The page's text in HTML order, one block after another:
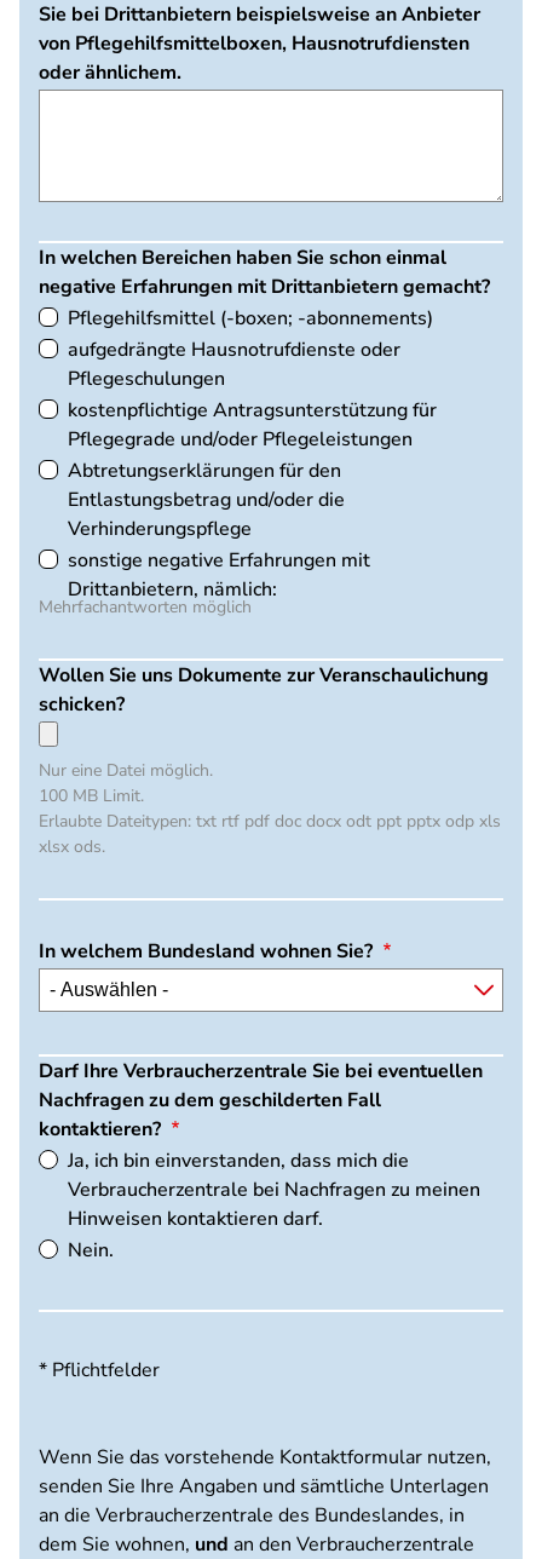
Sie bei Drittanbietern beispielsweise an Anbieter
von Pflegehilfsmittelboxen, Hausnotrufdiensten
oder ähnlichem.
In welchen Bereichen haben Sie schon einmal
negative Erfahrungen mit Drittanbietern gemacht?
Pflegehilfsmittel (-boxen; -abonnements)
aufgedrängte Hausnotrufdienste oder
Pflegeschulungen
kostenpflichtige Antragsunterstützung für
Pflegegrade und/oder Pflegeleistungen
Abtretungserklärungen für den
Entlastungsbetrag und/oder die
Verhinderungspflege
sonstige negative Erfahrungen mit
Drittanbietern, nämlich:
Mehrfachantworten möglich
Wollen Sie uns Dokumente zur Veranschaulichung
schicken?
Nur eine Datei möglich.
100 MB Limit.
Erlaubte Dateitypen: txt rtf pdf doc docx odt ppt pptx odp xls
xlsx ods.
In welchem Bundesland wohnen Sie?
Darf Ihre Verbraucherzentrale Sie bei eventuellen
Nachfragen zu dem geschilderten Fall
kontaktieren?
Ja, ich bin einverstanden, dass mich die
Verbraucherzentrale bei Nachfragen zu meinen
Hinweisen kontaktieren darf.
Nein.
* Pflichtfelder
Wenn Sie das vorstehende Kontaktformular nutzen,
senden Sie Ihre Angaben und sämtliche Unterlagen
an die Verbraucherzentrale des Bundeslandes, in
dem Sie wohnen, und an den Verbraucherzentrale